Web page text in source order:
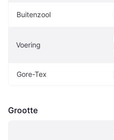
Buitenzool
Voering
Gore-Tex
Grootte